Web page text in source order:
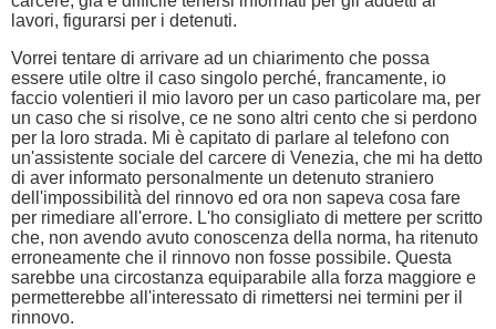
lavori, figurarsi per i detenuti.
Vorrei tentare di arrivare ad un chiarimento che possa
essere utile oltre il caso singolo perché, francamente, io
faccio volentieri il mio lavoro per un caso particolare ma, per
un caso che si risolve, ce ne sono altri cento che si perdono
per la loro strada. Mi è capitato di parlare al telefono con
un'assistente sociale del carcere di Venezia, che mi ha detto
di aver informato personalmente un detenuto straniero
dell'impossibilità del rinnovo ed ora non sapeva cosa fare
per rimediare all'errore. L'ho consigliato di mettere per scritto
che, non avendo avuto conoscenza della norma, ha ritenuto
erroneamente che il rinnovo non fosse possibile. Questa
sarebbe una circostanza equiparabile alla forza maggiore e
permetterebbe all'interessato di rimettersi nei termini per il
rinnovo.